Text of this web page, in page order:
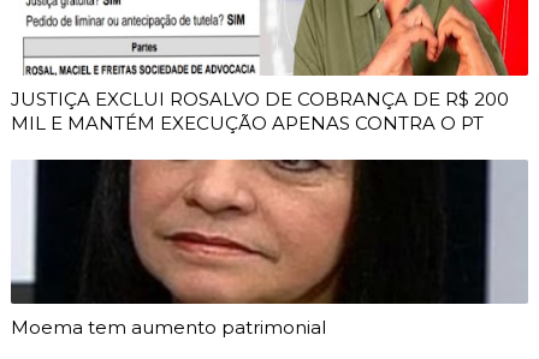
JUSTIÇA EXCLUI ROSALVO DE COBRANÇA DE R$ 200
MIL E MANTÉM EXECUÇÃO APENAS CONTRA O PT
Moema tem aumento patrimonial